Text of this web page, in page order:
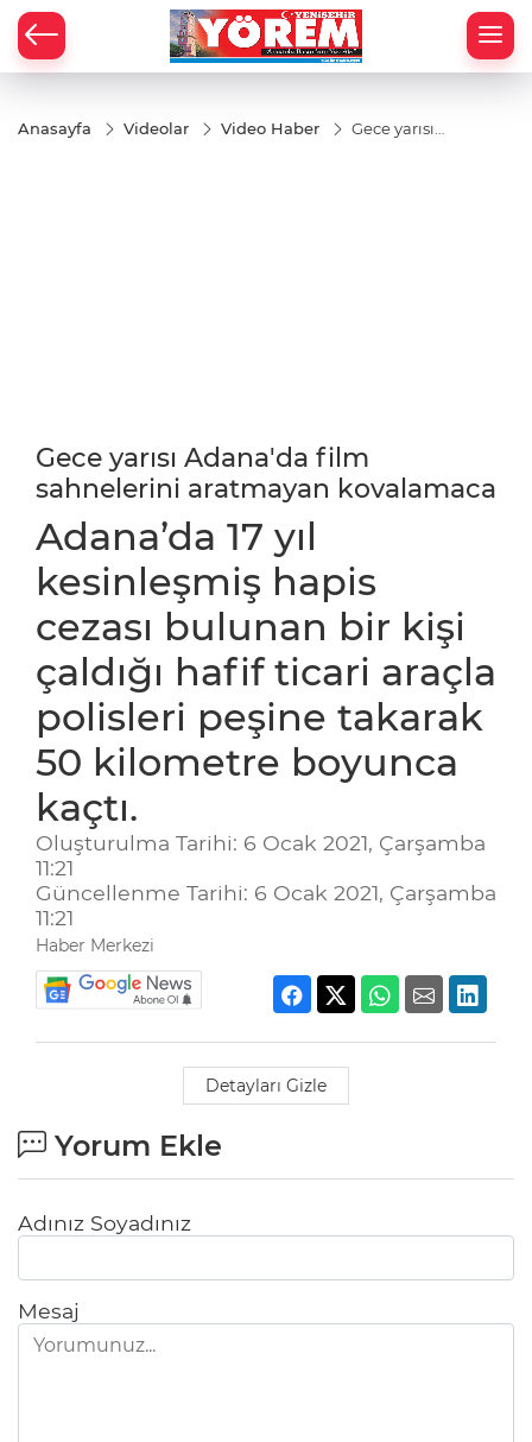
Anasayfa Videolar Video Haber
Gece yarısı
Gece yarısı Adana'da film
sahnelerini aratmayan kovalamaca
Adana’da 17 yıl
kesinleşmiş hapis
cezası bulunan bir kişi
çaldığı hafif ticari araçla
polisleri peşine takarak
50 kilometre boyunca
kaçtı.
Oluşturulma Tarihi: 6 Ocak 2021, Çarşamba
11:21
Güncellenme Tarihi: 6 Ocak 2021, Çarşamba
11:21
Haber Merkezi
Detayları Gizle
Yorum Ekle
Adınız Soyadınız
Mesaj